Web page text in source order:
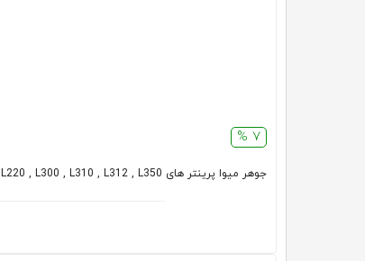
7 %
جوهر میوا پرینتر های L200 , L220 , L300 , L310 , L312 , L350 اپسون